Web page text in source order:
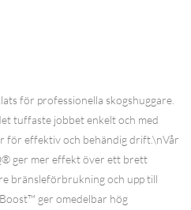
för professionella skogshuggare.
tuffaste jobbet enkelt och med
för effektiv och behändig drift.\nVår
ger mer effekt över ett brett
bränsleförbrukning och upp till
ger omedelbar hög